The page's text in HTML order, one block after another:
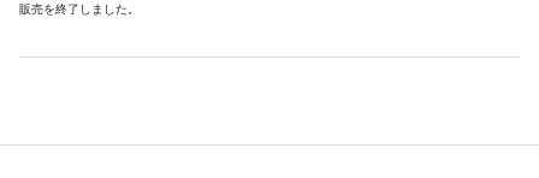
販売を終了しました。